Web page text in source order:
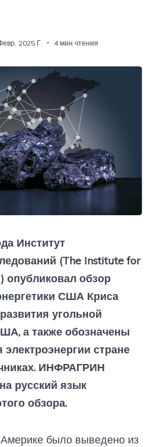
2025 Г. 4 мин чтения
Институт
(The Institute for
опубликовал обзор
США Криса
угольной
а также обозначены
стране
ИНФРАГРИН
русский язык
обзора.
было выведено из